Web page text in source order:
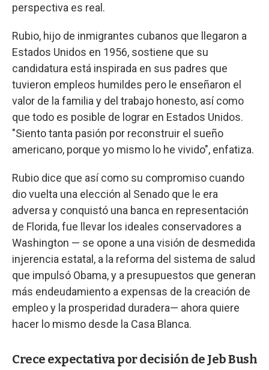
perspectiva es real.
Rubio, hijo de inmigrantes cubanos que llegaron a
Estados Unidos en 1956, sostiene que su
candidatura está inspirada en sus padres que
tuvieron empleos humildes pero le enseñaron el
valor de la familia y del trabajo honesto, así como
que todo es posible de lograr en Estados Unidos.
"Siento tanta pasión por reconstruir el sueño
americano, porque yo mismo lo he vivido", enfatiza.
Rubio dice que así como su compromiso cuando
dio vuelta una elección al Senado que le era
adversa y conquistó una banca en representación
de Florida, fue llevar los ideales conservadores a
Washington — se opone a una visión de desmedida
injerencia estatal, a la reforma del sistema de salud
que impulsó Obama, y a presupuestos que generan
más endeudamiento a expensas de la creación de
empleo y la prosperidad duradera— ahora quiere
hacer lo mismo desde la Casa Blanca.
Crece expectativa por decisión de Jeb Bush